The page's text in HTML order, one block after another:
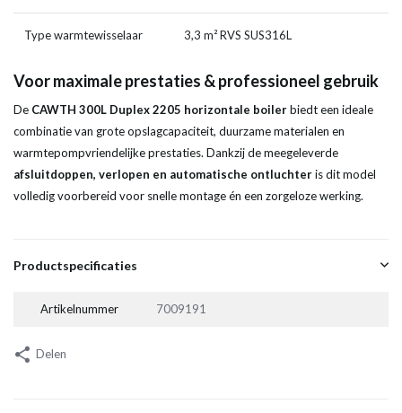
Type warmtewisselaar 3,3 m² RVS SUS316L
Voor maximale prestaties & professioneel gebruik
De CAWTH 300L Duplex 2205 horizontale boilerbiedt een ideale
combinatie van grote opslagcapaciteit, duurzame materialen en
warmtepompvriendelijke prestaties. Dankzij de meegeleverde
afsluitdoppen, verlopen en automatische ontluchteris dit model
volledig voorbereid voor snelle montage én een zorgeloze werking.
Productspecificaties
Artikelnummer 7009191
Delen